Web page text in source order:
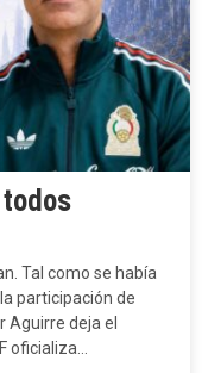
Tal como se había
participación de
Aguirre deja el
oficializa…